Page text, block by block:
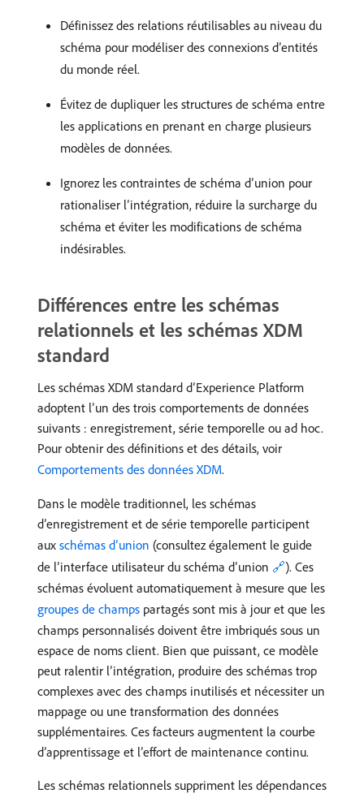
Définissez des relations réutilisables au niveau du
schéma pour modéliser des connexions d’entités
du monde réel.
Évitez de dupliquer les structures de schéma entre
les applications en prenant en charge plusieurs
modèles de données.
Ignorez les contraintes de schéma d’union pour
rationaliser l’intégration, réduire la surcharge du
schéma et éviter les modifications de schéma
indésirables.
Différences entre les schémas
relationnels et les schémas XDM
standard
Les schémas XDM standard d’Experience Platform
adoptent l’un des trois comportements de données
suivants : enregistrement, série temporelle ou ad hoc.
Pour obtenir des définitions et des détails, voir
Comportements des données XDM.
Dans le modèle traditionnel, les schémas
d’enregistrement et de série temporelle participent
aux schémas d’union (consultez également le guide
de l’interface utilisateur du schéma d’union 🔗). Ces
schémas évoluent automatiquement à mesure que les
groupes de champs partagés sont mis à jour et que les
champs personnalisés doivent être imbriqués sous un
espace de noms client. Bien que puissant, ce modèle
peut ralentir l’intégration, produire des schémas trop
complexes avec des champs inutilisés et nécessiter un
mappage ou une transformation des données
supplémentaires. Ces facteurs augmentent la courbe
d’apprentissage et l’effort de maintenance continu.
Les schémas relationnels suppriment les dépendances